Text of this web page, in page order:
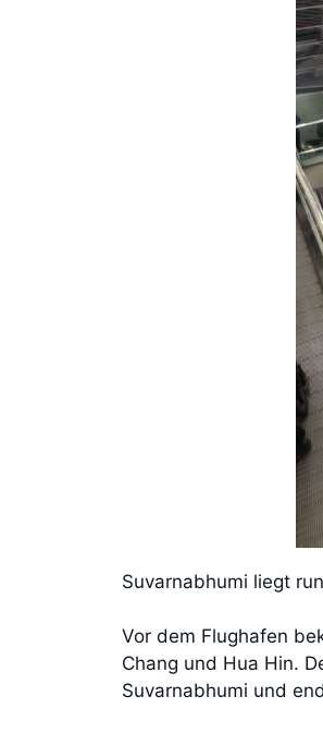
Suvarnabhumi liegt
Vor dem Flughafen
Chang und Hua Hin.
Suvarnabhumi und